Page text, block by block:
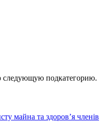
следующую подкатегорию.
майна та здоров’я членів